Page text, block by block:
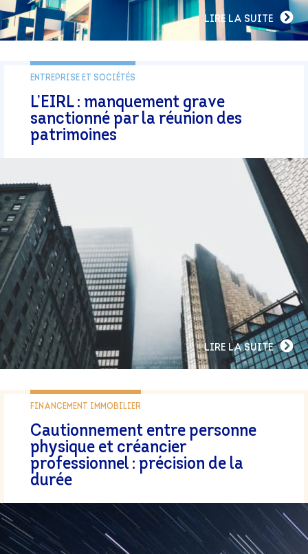
LIRE LA SUITE
ENTREPRISE ET SOCIÉTÉS
L’EIRL : manquement grave
sanctionné par la réunion des
patrimoines
LIRE LA SUITE
FINANCEMENT IMMOBILIER
Cautionnement entre personne
physique et créancier
professionnel : précision de la
durée